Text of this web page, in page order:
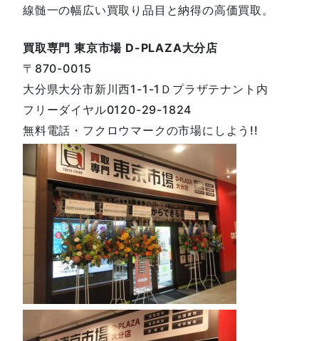
線髄一の幅広い買取り品目と納得の高価買取。
買取専門 東京市場 D-PLAZA大分店
〒870-0015
大分県大分市新川西1-1-1Ｄプラザテナント内
フリーダイヤル0120-29-1824
無料電話・フクロウマークの市場にしよう!!